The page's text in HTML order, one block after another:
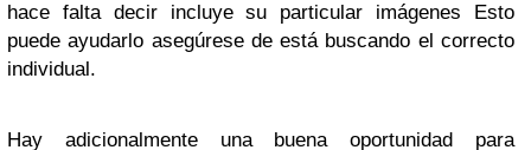
hace falta decir incluye su particular imágenes Esto
puede ayudarlo asegúrese de está buscando el correcto
individual.
Hay adicionalmente una buena oportunidad para